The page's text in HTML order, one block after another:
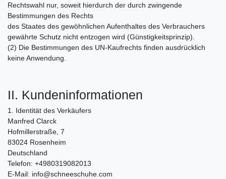
Rechtswahl nur, soweit hierdurch der durch zwingende
Bestimmungen des Rechts
des Staates des gewöhnlichen Aufenthaltes des Verbrauchers
gewährte Schutz nicht entzogen wird (Günstigkeitsprinzip).
(2) Die Bestimmungen des UN-Kaufrechts finden ausdrücklich
keine Anwendung.
II. Kundeninformationen
1. Identität des Verkäufers
Manfred Clarck
Hofmillerstraße, 7
83024 Rosenheim
Deutschland
Telefon: +4980319082013
E-Mail: info@schneeschuhe.com